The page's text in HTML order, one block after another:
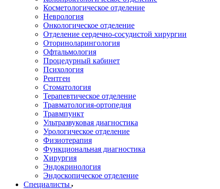
Косметологическое отделение
Неврология
Онкологическое отделение
Отделение сердечно-сосудистой хирургии
Оториноларингология
Офтальмология
Процедурный кабинет
Психология
Рентген
Стоматология
Терапевтическое отделение
Травматология-ортопедия
Травмпункт
Ультразвуковая диагностика
Урологическое отделение
Физиотерапия
Функциональная диагностика
Хирургия
Эндокринология
Эндоскопическое отделение
Специалисты